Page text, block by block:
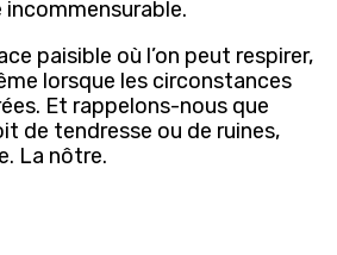
incommensurable.
paisible où l’on peut respirer,
lorsque les circonstances
Et rappelons-nous que
de tendresse ou de ruines,
La nôtre.